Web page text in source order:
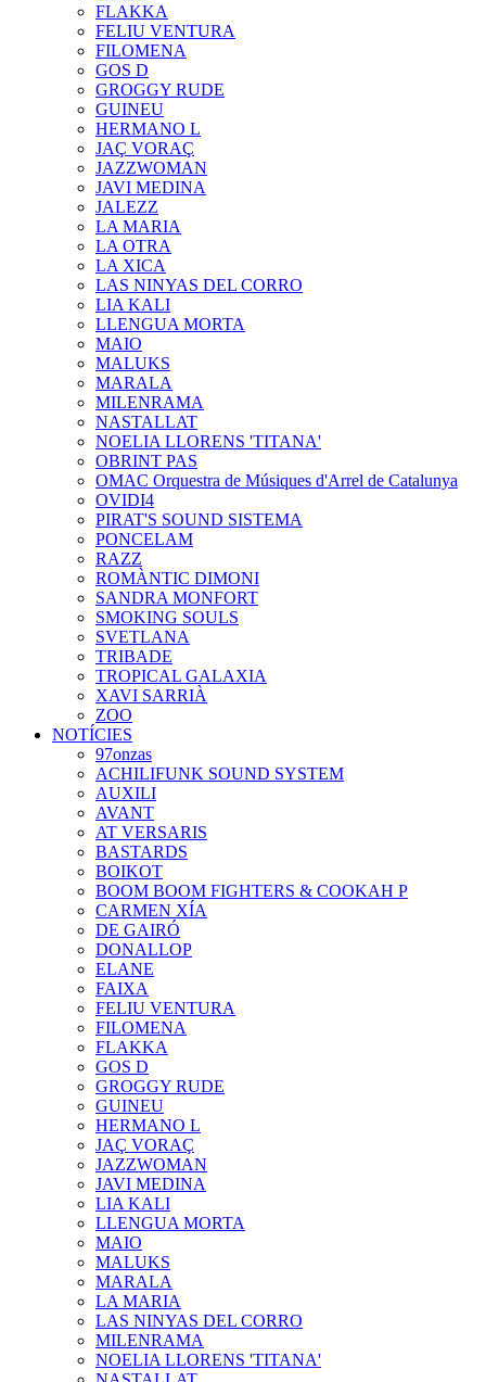
FLAKKA
FELIU VENTURA
FILOMENA
GOS D
GROGGY RUDE
GUINEU
HERMANO L
JAÇ VORAÇ
JAZZWOMAN
JAVI MEDINA
JALEZZ
LA MARIA
LA OTRA
LA XICA
LAS NINYAS DEL CORRO
LIA KALI
LLENGUA MORTA
MAIO
MALUKS
MARALA
MILENRAMA
NASTALLAT
NOELIA LLORENS 'TITANA'
OBRINT PAS
OMAC Orquestra de Músiques d'Arrel de Catalunya
OVIDI4
PIRAT'S SOUND SISTEMA
PONCELAM
RAZZ
ROMÀNTIC DIMONI
SANDRA MONFORT
SMOKING SOULS
SVETLANA
TRIBADE
TROPICAL GALAXIA
XAVI SARRIÀ
ZOO
NOTÍCIES
97onzas
ACHILIFUNK SOUND SYSTEM
AUXILI
AVANT
AT VERSARIS
BASTARDS
BOIKOT
BOOM BOOM FIGHTERS & COOKAH P
CARMEN XÍA
DE GAIRÓ
DONALLOP
ELANE
FAIXA
FELIU VENTURA
FILOMENA
FLAKKA
GOS D
GROGGY RUDE
GUINEU
HERMANO L
JAÇ VORAÇ
JAZZWOMAN
JAVI MEDINA
LIA KALI
LLENGUA MORTA
MAIO
MALUKS
MARALA
LA MARIA
LAS NINYAS DEL CORRO
MILENRAMA
NOELIA LLORENS 'TITANA'